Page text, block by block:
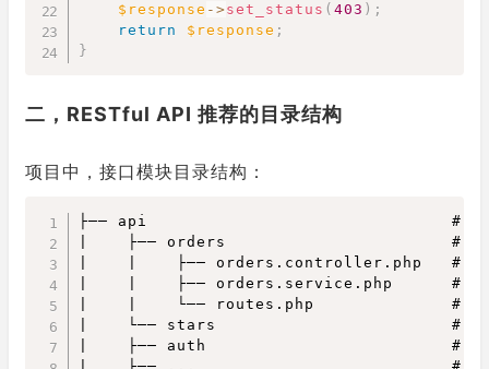
$response ->set_status (403 ) ;
return
$response ;
}
二，RESTful API 推荐的目录结构
项目中，接口模块目录结构：
├── api                               # 接口
|    ├── orders                       # 订单
|    |    ├── orders.controller.php   # 订单
|    |    ├── orders.service.php      # 订
|    |    └── routes.php              # 路由
|    └── stars                        # 收藏
|    ├── auth                         # 注册
Copy